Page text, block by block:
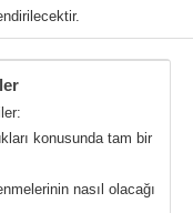
konusunda tam bir
nasıl olacağı